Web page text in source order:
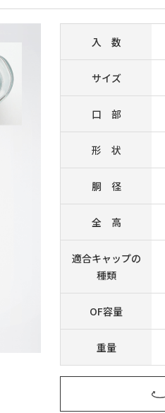
入 数
サイズ
口 部
形 状
胴 径
全 高
適合キャップの
種類
OF容量
重量